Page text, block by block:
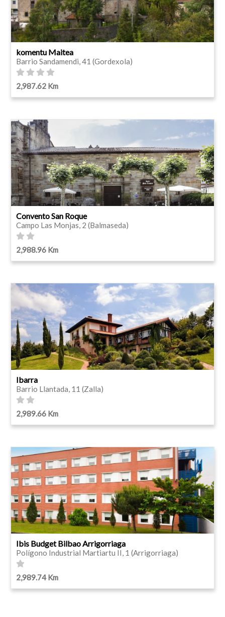
komentu Maitea
Barrio Sandamendi, 41 (Gordexola)
2,987.62 Km
Convento San Roque
Campo Las Monjas, 2 (Balmaseda)
2,988.96 Km
Ibarra
Barrio Llantada, 11 (Zalla)
2,989.66 Km
Ibis Budget Bilbao Arrigorriaga
Polígono Industrial Martiartu II, 1 (Arrigorriaga)
2,989.74 Km